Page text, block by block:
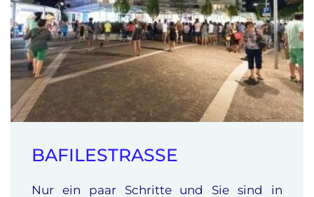
BAFILESTRASSE
Nur ein paar Schritte und Sie sind in